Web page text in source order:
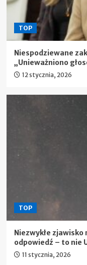
TOP
Niespodziewane
„Unieważniono
12 stycznia, 2026
TOP
Niezwykłe
odpowiedź – to nie
11 stycznia, 2026